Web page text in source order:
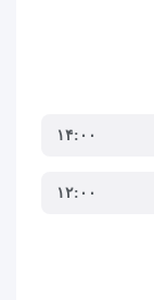
۱۴:۰۰
۱۲:۰۰